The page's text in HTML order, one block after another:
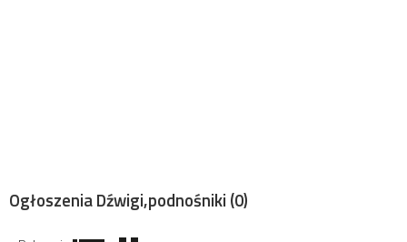
Ogłoszenia Dźwigi,podnośniki (0)